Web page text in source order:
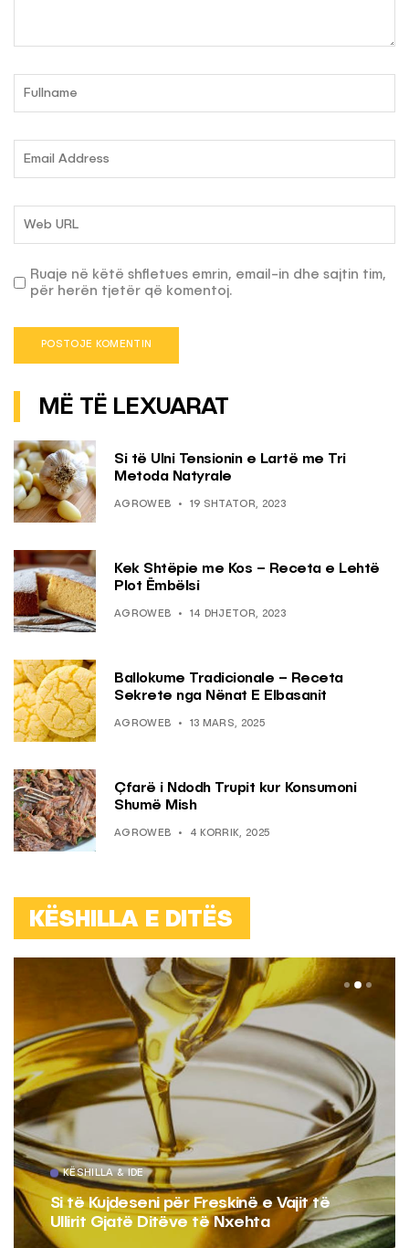
Ruaje në këtë shfletues emrin, email-in dhe sajtin tim,
për herën tjetër që komentoj.
MË TË LEXUARAT
Si të Ulni Tensionin e Lartë me Tri
Metoda Natyrale
AGROWEB 19 SHTATOR, 2023
Kek Shtëpie me Kos – Receta e Lehtë
Plot Ëmbëlsi
AGROWEB 14 DHJETOR, 2023
Ballokume Tradicionale – Receta
Sekrete nga Nënat E Elbasanit
AGROWEB 13 MARS, 2025
Çfarë i Ndodh Trupit kur Konsumoni
Shumë Mish
AGROWEB 4 KORRIK, 2025
KËSHILLA E DITËS
KËSHILLA & IDE
Si të Kujdeseni për Freskinë e Vajit të
Ullirit Gjatë Ditëve të Nxehta